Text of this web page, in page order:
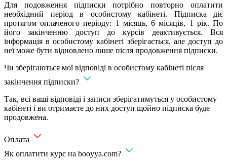
Для подовження підписки потрібно повторно оплатити
необхідний період в особистому кабінеті. Підписка діє
протягом оплаченого періоду: 1 місяць, 6 місяців, 1 рік. По
його закінченню доступ до курсів деактивується. Вся
інформація в особистому кабінеті зберігається, але доступ до
неї може бути відновлено лише після продовження підписки.
Чи зберігаються мої відповіді в особистому кабінеті після
закінчення підписки?
Так, всі ваші відповіді і записи зберігатимуться у особистому
кабінеті і ви отримаєте до них доступ щойно підписка буде
продовжена.
Оплата
Як оплатити курс на booyya.com?